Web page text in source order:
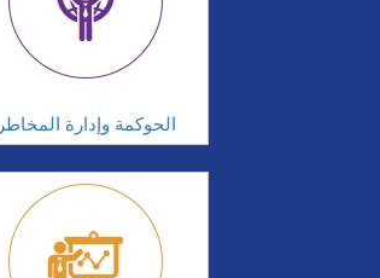
الحوكمة وإدارة المخاطر